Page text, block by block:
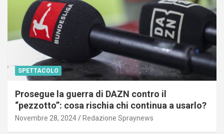
SPETTACOLO
Prosegue la guerra di DAZN contro il
“pezzotto”: cosa rischia chi continua a usarlo?
Novembre 28, 2024 Redazione Spraynews